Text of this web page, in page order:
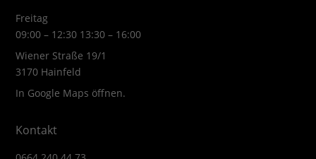
Freitag
09:00 – 12:30 13:30 – 16:00
Wiener Straße 19/1
3170 Hainfeld
In Google Maps öffnen.
Kontakt